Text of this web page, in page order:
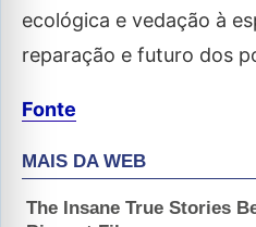
ecológica e vedação à
reparação e futuro dos
Fonte